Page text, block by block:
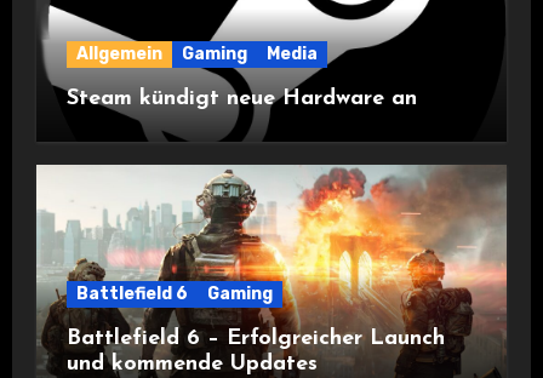
Allgemein Gaming Media
Steam kündigt neue Hardware an
Battlefield 6 Gaming
Battlefield 6 – Erfolgreicher Launch
und kommende Updates